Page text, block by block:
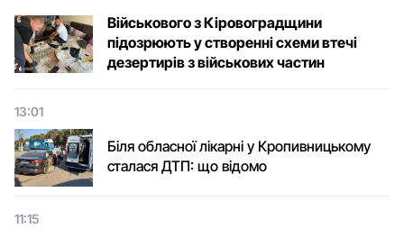
Військового з Кіровоградщини
підозрюють у створенні схеми втечі
дезертирів з військових частин
13:01
Біля обласної лікарні у Кропивницькому
сталася ДТП: що відомо
11:15